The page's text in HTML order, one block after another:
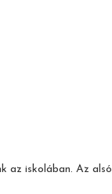
iskolában. Az